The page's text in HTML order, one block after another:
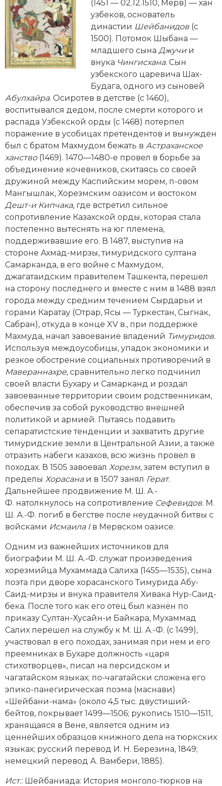
Генеалогия, геральдика
Государство и право
Европа
Империи
Историческая география и топонимика
История материальной и духовной культуры
История международных отношений
История, философия, теория и методология
исторического знания
Итория международных отношений
Латинская Америка
Новая история
Новейшая история
Нумизматика
Образование
Общественные объединения и организации
Политическая история
Революции и народные движения
Религия и церковь
Россия
Северная Америка
Социально-экономическая история
Специальные исторические дисциплины
СССР
Южная Америка
(1451 — 02.12.1510, Мерв) — хан
узбеков, основатель
династии Шейбанидов(с
1500). Потомок Шыбана —
младшего сына Джучии
внука Чингисхана. Сын
узбекского царевича Шах-
Будага, одного из сыновей
Абулхайра. Осиротев в детстве (с 1460),
воспитывался дедом, после смерти которого и
распада Узбекской орды (с 1468) потерпел
поражение в усобицах претендентов и вынужден
был с братом Махмудом бежать в Астраханское
ханство(1469). 1470—1480-е провел в борьбе за
объединение кочевников, скитаясь со своей
дружиной между Каспийским морем, п-овом
Мангышлак, Хорезмским оазисом и востоком
Дешт-и Кипчака, где встретил сильное
сопротивление Казахской орды, которая стала
постепенно вытеснять на юг племена,
поддерживавшие его. В 1487, выступив на
стороне Ахмад-мирзы, тимуридского султана
Самарканда, в его войне с Махмудом,
джагатаидским правителем Ташкента, перешел
на сторону последнего и вместе с ним в 1488 взял
города между средним течением Сырдарьи и
горами Каратау (Отрар, Ясы — Туркестан, Сыгнак,
Сабран), откуда в конце XV в., при поддержке
Махмуда, начал завоевание владений Тимуридов.
Используя междоусобицы, упадок экономики и
резкое обострение социальных противоречий в
Мавераннахре, сравнительно легко подчинил
своей власти Бухару и Самарканд и роздал
завоеванные территории своим родственникам,
обеспечив за собой руководство внешней
политикой и армией. Пытаясь подавить
сепаратистские тенденции и захватить другие
тимуридские земли в Центральной Азии, а также
отразить набеги казахов, всю жизнь провел в
походах. В 1505 завоевал Хорезм, затем вступил в
пределы Хорасанаи в 1507 занял Герат.
Дальнейшее продвижение М. Ш. А.-
Ф. натолкнулось на сопротивление Сефевидов. М.
Ш. А.-Ф. погиб в бегстве после неудачной битвы с
войсками Исмаила Iв Мервском оазисе.
Одним из важнейших источников для
биографии М. Ш. А.-Ф. служат произведения
хорезмийца Мухаммада Салиха (1455—1535), сына
поэта при дворе хорасанского Тимурида Абу-
Саид-мирзы и внука правителя Хивака Нур-Саид-
бека. После того как его отец был казнен по
приказу Султан-Хусайн-и Байкара, Мухаммад
Салих перешел на службу к М. Ш. А.-Ф. (с 1499),
участвовал в его походах, занимая при нем и его
преемниках в Бухаре должность «царя
стихотворцев», писал на персидском и
чагатайском языках; по-чагатайски сложена его
эпико-панегирическая поэма (маснави)
«Шейбани-нама» (около 4,5 тыс. двустиший-
бейтов, покрывает 1499—1506; рукопись 1510—1511,
хранящаяся в Вене, является одним из
ценнейших образцов книжного дела на тюркских
языках; русский перевод И. Н. Березина, 1849;
немецкий перевод А. Вамбери, 1885).
Ист.: Шейбаниада: История монголо-тюрков на